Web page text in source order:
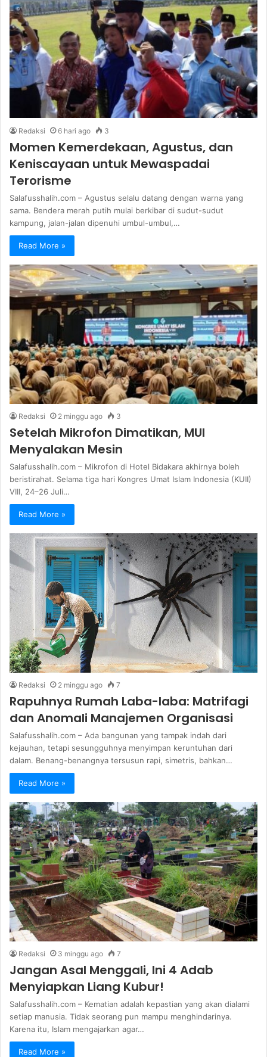
Redaksi 6 hari ago 3
Momen Kemerdekaan, Agustus, dan
Keniscayaan untuk Mewaspadai
Terorisme
Salafusshalih.com – Agustus selalu datang dengan warna yang
sama. Bendera merah putih mulai berkibar di sudut-sudut
kampung, jalan-jalan dipenuhi umbul-umbul,…
Read More »
Redaksi 2 minggu ago 3
Setelah Mikrofon Dimatikan, MUI
Menyalakan Mesin
Salafusshalih.com – Mikrofon di Hotel Bidakara akhirnya boleh
beristirahat. Selama tiga hari Kongres Umat Islam Indonesia (KUII)
VIII, 24–26 Juli…
Read More »
Redaksi 2 minggu ago 7
Rapuhnya Rumah Laba-laba: Matrifagi
dan Anomali Manajemen Organisasi
Salafusshalih.com – Ada bangunan yang tampak indah dari
kejauhan, tetapi sesungguhnya menyimpan keruntuhan dari
dalam. Benang-benangnya tersusun rapi, simetris, bahkan…
Read More »
Redaksi 3 minggu ago 7
Jangan Asal Menggali, Ini 4 Adab
Menyiapkan Liang Kubur!
Salafusshalih.com – Kematian adalah kepastian yang akan dialami
setiap manusia. Tidak seorang pun mampu menghindarinya.
Karena itu, Islam mengajarkan agar…
Read More »